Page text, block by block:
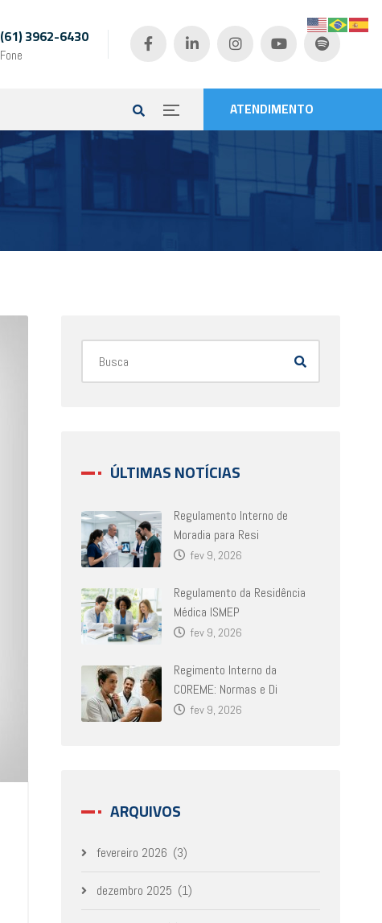
(61) 3962-6430
Fone
ATENDIMENTO
ÚLTIMAS NOTÍCIAS
Regulamento Interno de
Moradia para Resi
fev 9, 2026
Regulamento da Residência
Médica ISMEP
fev 9, 2026
Regimento Interno da
COREME: Normas e Di
fev 9, 2026
ARQUIVOS
fevereiro 2026 (3)
dezembro 2025 (1)